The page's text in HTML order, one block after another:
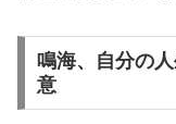
鳴海、自分の
意